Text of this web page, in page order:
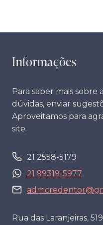
Informações
Para saber mais sobre
dúvidas, enviar
Aproveitamos para
site.
21 2558-5179
21 99319-5977
Rua das Laranjeiras, 519